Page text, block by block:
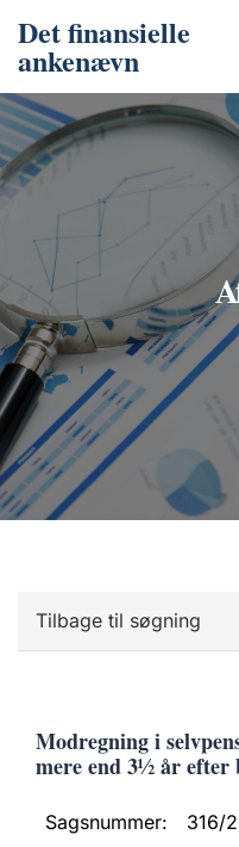
Det finansielle
ankenævn
Tilbage til søgning
Modregning i
mere end 3½ år efter
Sagsnummer:
316/